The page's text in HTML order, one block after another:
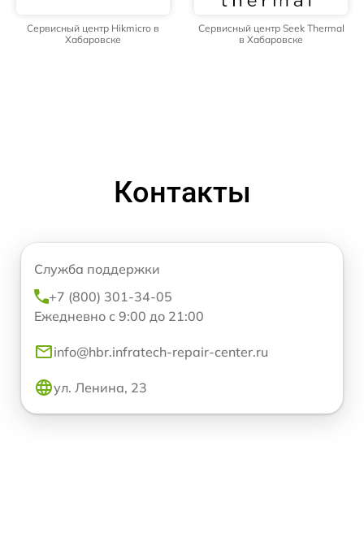
Сервисный центр Hikmicro в
Хабаровске
Сервисный центр Seek Thermal
в Хабаровске
Контакты
Служба поддержки
+7 (800) 301-34-05
Ежедневно с 9:00 до 21:00
info@hbr.infratech-repair-center.ru
ул. Ленина, 23